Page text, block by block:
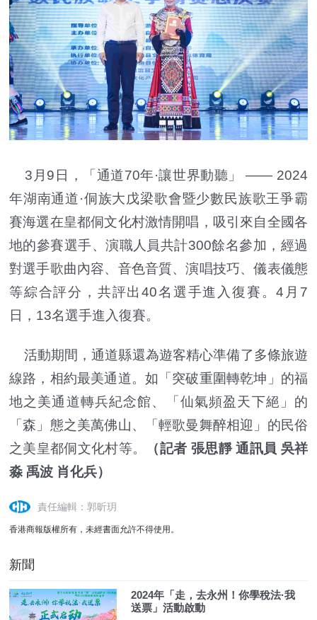
3月9日，「通道70年·讓世界動聽」 —— 2024
年湖南通道·侗族大戊梁歌會暨少數民族歌王爭霸
賽海選在皇都侗文化村激情開唱，吸引來自全國各
地的參賽選手、演職人員共計300餘名參加，經過
對選手歌曲內容、音色音質、演唱技巧、儀表儀態
等綜合評分，共評出40名選手進入復賽。4月7
日，13名選手進入復賽。
活動期間，通道縣還為遊客精心準備了多條旅遊
線路，相約最美通道。如「突破重圍轉乾坤」的福
地之美通道轉兵紀念館、「仙氣頻盈天下絕」的
「森」態之美萬佛山、「輕歌曼舞醉相迎」的民俗
之美皇都侗文化村等。
（記者 張思靜 通訊員 吳祥
淼 禹波 肖化兵）
責任編輯：郭昕玥
香港商報版權所有，未經書面允許不得使用。
新聞
2024年「走，去永州！你學稅法·我
送票」活動啟動